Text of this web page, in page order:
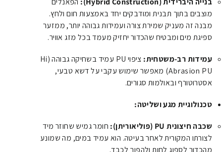
מוצבים בתוך תבנית ומודבקים יחד באמצעות חום ולחץ.
מבנה זה מעניק שמירת צורה ועמידות גבוהה יותר, ממזער
ספיגת מים ומבטיח שהכדור יחזיק מעמד בכל מזג אוויר.
עמידות רב-משטחית:
ציפוי PU עמיד בשחיקה גבוהה (Hi
Abrasion PU) מאפשר שימוש עקבי על דשא טבעי,
אסטרוטורף ובאולמות סגורים.
טכנולוגיית מגע ושליטה:
שכבה חיצונית PU (פוליאוריתן):
חומר גמיש שחוזר מיד
לצורתו המקורית לאחר בעיטה. הוא עמיד במים, מה שמונע
מהכדור לספוג לחות ולהפוך לכבד.